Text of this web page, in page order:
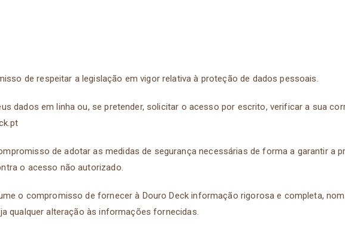
de respeitar a legislação em vigor relativa à proteção de dados pessoais.
dados em linha ou, se pretender, solicitar o acesso por escrito, verificar a sua
de adotar as medidas de segurança necessárias de forma a garantir
o acesso não autorizado.
o compromisso de fornecer à Douro Deck informação rigorosa e completa,
qualquer alteração às informações fornecidas.